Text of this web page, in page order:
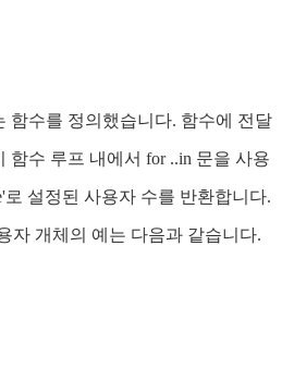
함수를 정의했습니다. 함수에 전달
함수 루프 내에서 for ..in 문을 사용
설정된 사용자 수를 반환합니다.
자 개체의 예는 다음과 같습니다.